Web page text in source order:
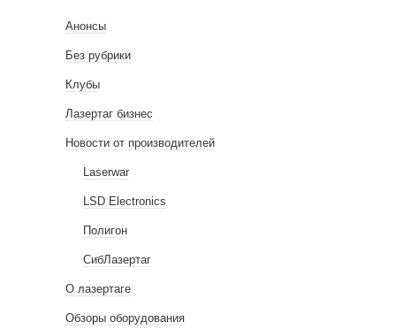
Анонсы
Без рубрики
Клубы
Лазертаг бизнес
Новости от производителей
Laserwar
LSD Electronics
Полигон
СибЛазертаг
О лазертаге
Обзоры оборудования